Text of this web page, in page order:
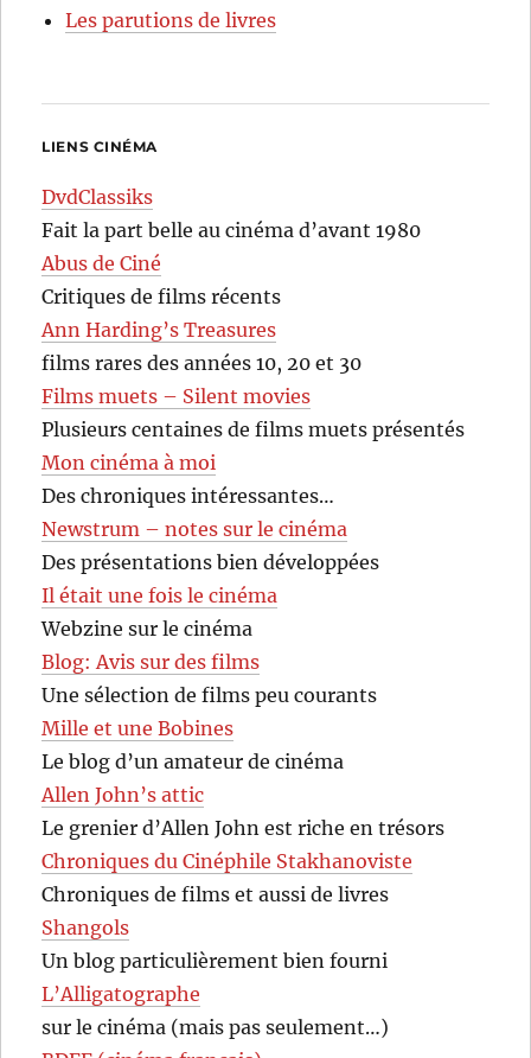
Les parutions de livres
LIENS CINÉMA
DvdClassiks
Fait la part belle au cinéma d’avant 1980
Abus de Ciné
Critiques de films récents
Ann Harding’s Treasures
films rares des années 10, 20 et 30
Films muets – Silent movies
Plusieurs centaines de films muets présentés
Mon cinéma à moi
Des chroniques intéressantes…
Newstrum – notes sur le cinéma
Des présentations bien développées
Il était une fois le cinéma
Webzine sur le cinéma
Blog: Avis sur des films
Une sélection de films peu courants
Mille et une Bobines
Le blog d’un amateur de cinéma
Allen John’s attic
Le grenier d’Allen John est riche en trésors
Chroniques du Cinéphile Stakhanoviste
Chroniques de films et aussi de livres
Shangols
Un blog particulièrement bien fourni
L’Alligatographe
sur le cinéma (mais pas seulement…)